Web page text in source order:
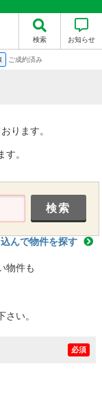
検索 お知らせ
ご成約済み
ります。
。
んで物件を探す
物件も
い。
必須